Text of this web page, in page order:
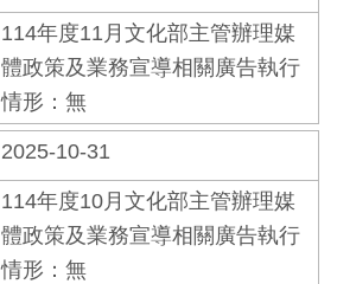
114年度11月文化部主管辦理媒
體政策及業務宣導相關廣告執行
情形：無
2025-10-31
114年度10月文化部主管辦理媒
體政策及業務宣導相關廣告執行
情形：無